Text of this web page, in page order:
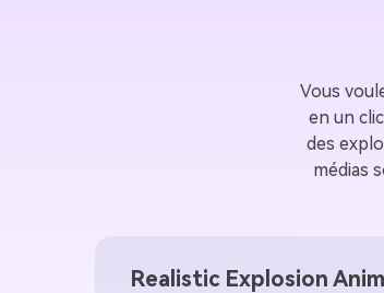
Vous
en un
des
médias
Realistic Explosion